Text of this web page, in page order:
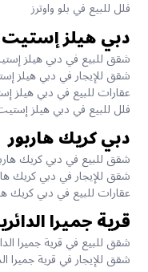
فلل للبيع في بلو واوترز
دبي هيلز إستيت
شقق للبيع في دبي هيلز
شقق للإيجار في دبي هيلز
عقارات للبيع في دبي هيلز
فلل للبيع في دبي هيلز
دبي كريك هاربور
شقق للبيع في دبي كريك
شقق للإيجار في دبي كريك
عقارات للبيع في دبي كريك
قرية جميرا
شقق للبيع في قرية جميرا
شقق للإيجار في قرية جميرا